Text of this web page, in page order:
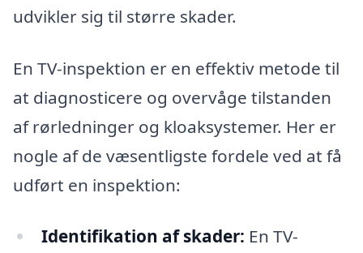
udvikler sig til større skader.
En TV-inspektion er en effektiv metode til
at diagnosticere og overvåge tilstanden
af rørledninger og kloaksystemer. Her er
nogle af de væsentligste fordele ved at få
udført en inspektion:
Identifikation af skader: En TV-